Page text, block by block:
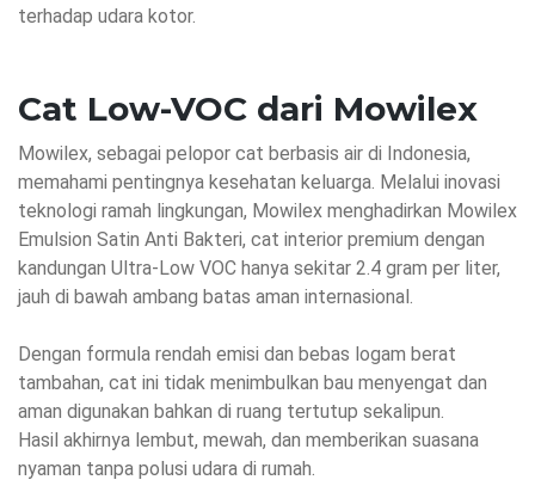
terhadap udara kotor.
Cat Low-VOC dari Mowilex
Mowilex, sebagai pelopor cat berbasis air di Indonesia,
memahami pentingnya kesehatan keluarga. Melalui inovasi
teknologi ramah lingkungan, Mowilex menghadirkan Mowilex
Emulsion Satin Anti Bakteri, cat interior premium dengan
kandungan Ultra-Low VOC hanya sekitar 2.4 gram per liter,
jauh di bawah ambang batas aman internasional.
Dengan formula rendah emisi dan bebas logam berat
tambahan, cat ini tidak menimbulkan bau menyengat dan
aman digunakan bahkan di ruang tertutup sekalipun.
Hasil akhirnya lembut, mewah, dan memberikan suasana
nyaman tanpa polusi udara di rumah.